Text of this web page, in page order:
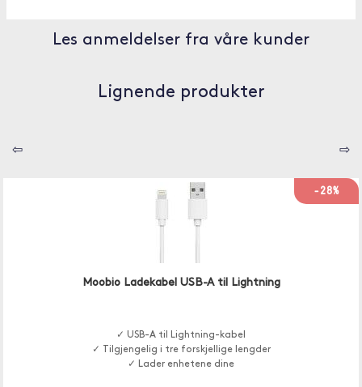
Les anmeldelser fra våre kunder
Lignende produkter
⇦ ⇨
-28%
Moobio Ladekabel USB-A til Lightning
✓ USB-A til Lightning-kabel
✓ Tilgjengelig i tre forskjellige lengder
✓ Lader enhetene dine